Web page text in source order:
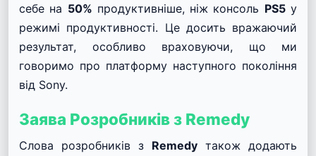
себе на 50% продуктивніше, ніж консоль PS5у
режимі продуктивності. Це досить вражаючий
результат, особливо враховуючи, що ми
говоримо про платформу наступного покоління
від Sony.
Заява Розробників з Remedy
Слова розробників з Remedy також додають